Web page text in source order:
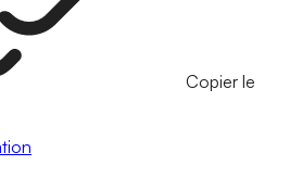
Copier le